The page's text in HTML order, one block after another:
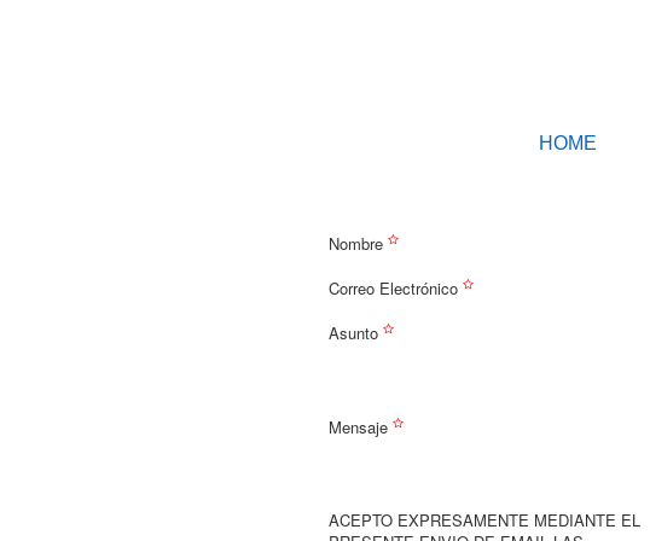
HOME
Nombre
Correo Electrónico
Asunto
Mensaje
ACEPTO EXPRESAMENTE MEDIANTE EL